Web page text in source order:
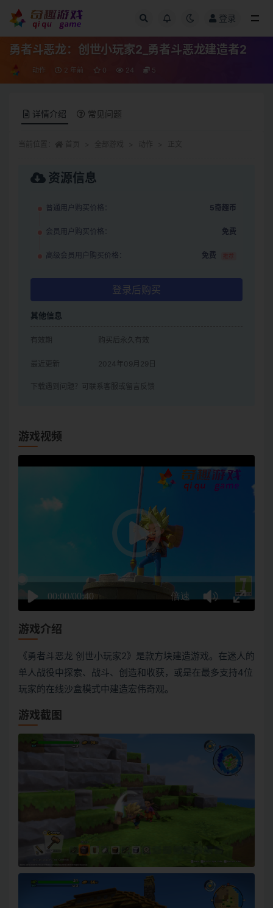
登录
勇者斗恶龙：创世小玩家2_勇者斗恶龙建造者2
动作 2 年前 0 24 5
详情介绍 常见问题
资源信息
普通用户购买价格： 5奇趣币
会员用户购买价格： 免费
高级会员用户购买价格： 免费 推荐
登录后购买
其他信息
有效期 购买后永久有效
最近更新 2024年09月29日
下载遇到问题？可联系客服或留言反馈
游戏视频
游戏介绍
《勇者斗恶龙 创世小玩家2》是款方块建造游戏。在迷人的
单人战役中探索、战斗、创造和收获，或是在最多支持4位
玩家的在线沙盒模式中建造宏伟奇观。
游戏截图